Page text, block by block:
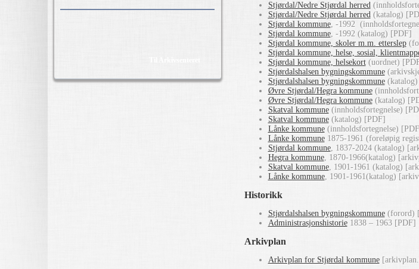
Stjørdal/Nedre Stjørdal herred
Stjørdal/Nedre Stjørdal herred(katalog)
Stjørdal kommune, -1992
Stjørdal kommune, -1992 (katalog) [PDF]
Stjørdal kommune, skoler m.m. etterslep
Stjørdal kommune, helse, sosial,
Stjørdal kommune, helsekort(uordnet)
Stjørdalshalsen bygningskommune
Stjørdalshalsen bygningskommune(katalog)
Øvre Stjørdal/Hegra kommune
Øvre Stjørdal/Hegra kommune(katalog)
Skatval kommune(innholdsfortegnelse)
Skatval kommune(katalog) [PDF]
Lånke kommune(innholdsfortegnelse)
Lånke kommune1875-1961 (foreløpig
Stjørdal kommune, 1837-2024 (katalog)
Hegra kommune, 1870-1966(katalog)
Skatval kommune, 1901-1961 (katalog)
Lånke kommune, 1901-1961(katalog)
Historikk
Stjørdalshalsen bygningskommune(forord)
Administrasjonshistorie1838 – 1963 [PDF]
Arkivplan
Arkivplan for Stjørdal kommune